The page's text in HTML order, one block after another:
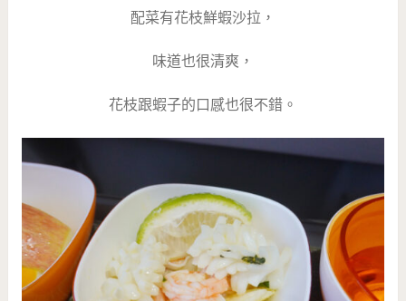
配菜有花枝鮮蝦沙拉，
味道也很清爽，
花枝跟蝦子的口感也很不錯。